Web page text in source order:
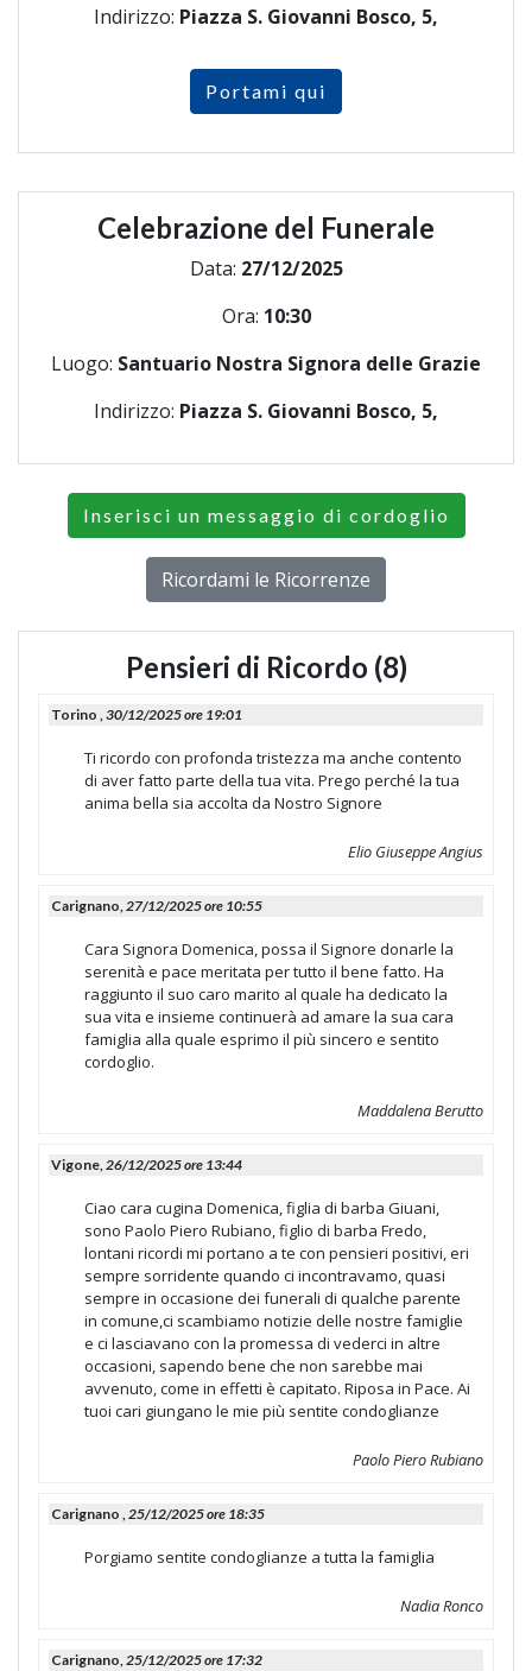
Indirizzo: Piazza S. Giovanni Bosco, 5,
Portami qui
Celebrazione del Funerale
Data: 27/12/2025
Ora: 10:30
Luogo: Santuario Nostra Signora delle Grazie
Indirizzo: Piazza S. Giovanni Bosco, 5,
Inserisci un messaggio di cordoglio
Ricordami le Ricorrenze
Pensieri di Ricordo (8)
Torino ,30/12/2025 ore 19:01
Ti ricordo con profonda tristezza ma anche contento
di aver fatto parte della tua vita. Prego perché la tua
anima bella sia accolta da Nostro Signore
Elio Giuseppe Angius
Carignano,27/12/2025 ore 10:55
Cara Signora Domenica, possa il Signore donarle la
serenità e pace meritata per tutto il bene fatto. Ha
raggiunto il suo caro marito al quale ha dedicato la
sua vita e insieme continuerà ad amare la sua cara
famiglia alla quale esprimo il più sincero e sentito
cordoglio.
Maddalena Berutto
Vigone,26/12/2025 ore 13:44
Ciao cara cugina Domenica, figlia di barba Giuani,
sono Paolo Piero Rubiano, figlio di barba Fredo,
lontani ricordi mi portano a te con pensieri positivi, eri
sempre sorridente quando ci incontravamo, quasi
sempre in occasione dei funerali di qualche parente
in comune,ci scambiamo notizie delle nostre famiglie
e ci lasciavano con la promessa di vederci in altre
occasioni, sapendo bene che non sarebbe mai
avvenuto, come in effetti è capitato. Riposa in Pace. Ai
tuoi cari giungano le mie più sentite condoglianze
Paolo Piero Rubiano
Carignano ,25/12/2025 ore 18:35
Porgiamo sentite condoglianze a tutta la famiglia
Nadia Ronco
Carignano,25/12/2025 ore 17:32